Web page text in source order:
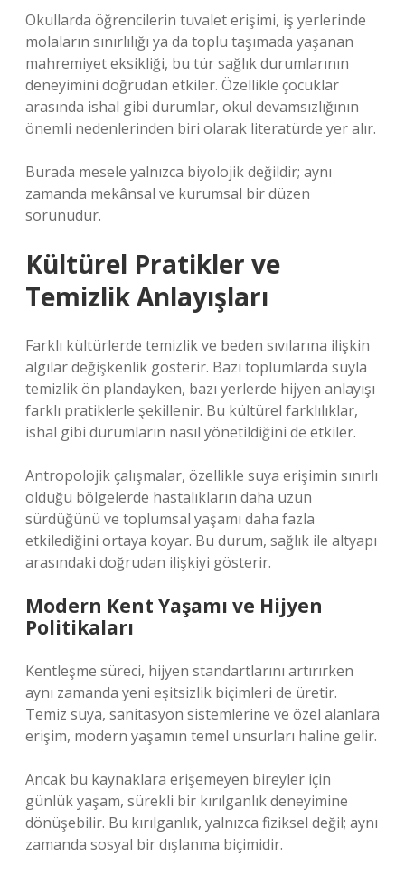
Okullarda öğrencilerin tuvalet erişimi, iş yerlerinde
molaların sınırlılığı ya da toplu taşımada yaşanan
mahremiyet eksikliği, bu tür sağlık durumlarının
deneyimini doğrudan etkiler. Özellikle çocuklar
arasında ishal gibi durumlar, okul devamsızlığının
önemli nedenlerinden biri olarak literatürde yer alır.
Burada mesele yalnızca biyolojik değildir; aynı
zamanda mekânsal ve kurumsal bir düzen
sorunudur.
Kültürel Pratikler ve
Temizlik Anlayışları
Farklı kültürlerde temizlik ve beden sıvılarına ilişkin
algılar değişkenlik gösterir. Bazı toplumlarda suyla
temizlik ön plandayken, bazı yerlerde hijyen anlayışı
farklı pratiklerle şekillenir. Bu kültürel farklılıklar,
ishal gibi durumların nasıl yönetildiğini de etkiler.
Antropolojik çalışmalar, özellikle suya erişimin sınırlı
olduğu bölgelerde hastalıkların daha uzun
sürdüğünü ve toplumsal yaşamı daha fazla
etkilediğini ortaya koyar. Bu durum, sağlık ile altyapı
arasındaki doğrudan ilişkiyi gösterir.
Modern Kent Yaşamı ve Hijyen
Politikaları
Kentleşme süreci, hijyen standartlarını artırırken
aynı zamanda yeni eşitsizlik biçimleri de üretir.
Temiz suya, sanitasyon sistemlerine ve özel alanlara
erişim, modern yaşamın temel unsurları haline gelir.
Ancak bu kaynaklara erişemeyen bireyler için
günlük yaşam, sürekli bir kırılganlık deneyimine
dönüşebilir. Bu kırılganlık, yalnızca fiziksel değil; aynı
zamanda sosyal bir dışlanma biçimidir.